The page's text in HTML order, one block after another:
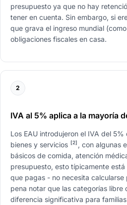
presupuesto ya que no hay
tener en cuenta. Sin embargo, si
que grava el ingreso mundial
obligaciones fiscales en casa.
2
IVA al 5% aplica a la mayoría
Los EAU introdujeron el IVA del
bienes y servicios [2] , con algunas
básicos de comida, atención
presupuesto, esto típicamente
que pagas - no necesita calcularse
pena notar que las categorías libre
diferencia significativa para